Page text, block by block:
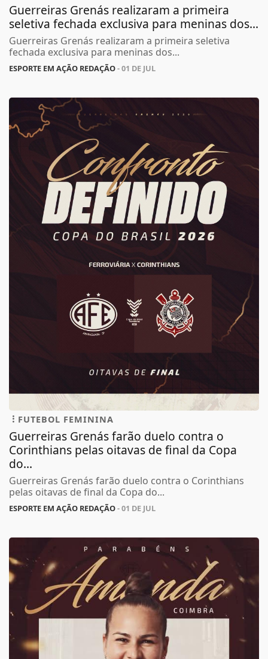
Guerreiras Grenás realizaram a primeira
seletiva fechada exclusiva para meninas dos...
Guerreiras Grenás realizaram a primeira seletiva
fechada exclusiva para meninas dos...
ESPORTE EM AÇÃO REDAÇÃO- 01 DE JUL
FUTEBOL FEMININA
Guerreiras Grenás farão duelo contra o
Corinthians pelas oitavas de final da Copa
do...
Guerreiras Grenás farão duelo contra o Corinthians
pelas oitavas de final da Copa do...
ESPORTE EM AÇÃO REDAÇÃO- 01 DE JUL